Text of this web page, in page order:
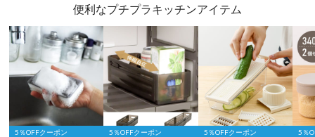
便利なプチプラキッチンアイテム
5％OFFクーポン 5％OFFクーポン 5％OFFクーポン 5％